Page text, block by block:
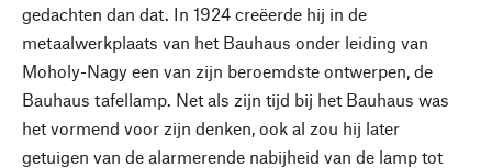
gedachten dan dat. In 1924 creëerde hij in de
metaalwerkplaats van het Bauhaus onder leiding van
Moholy-Nagy een van zijn beroemdste ontwerpen, de
Bauhaus tafellamp. Net als zijn tijd bij het Bauhaus was
het vormend voor zijn denken, ook al zou hij later
getuigen van de alarmerende nabijheid van de lamp tot